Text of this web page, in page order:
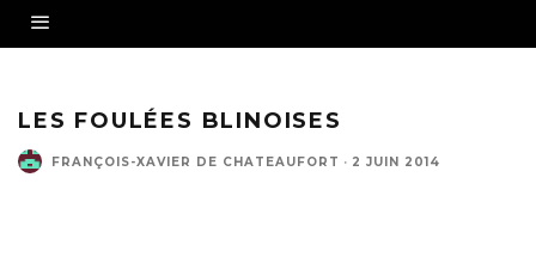
LES FOULÉES BLINOISES
FRANÇOIS-XAVIER DE CHATEAUFORT · 2 JUIN 2014